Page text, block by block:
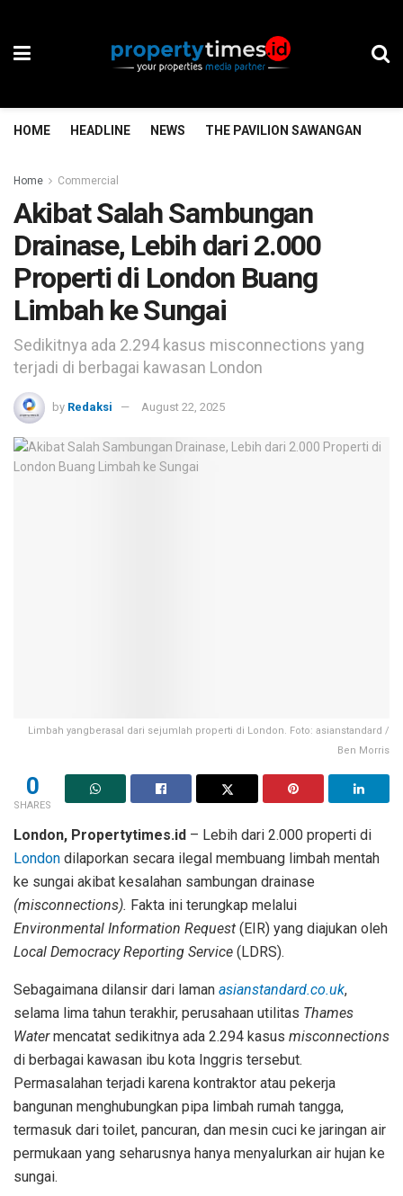
HOME HEADLINE NEWS THE PAVILION SAWANGAN
Home Commercial
Akibat Salah Sambungan
Drainase, Lebih dari 2.000
Properti di London Buang
Limbah ke Sungai
Sedikitnya ada 2.294 kasus misconnections yang
terjadi di berbagai kawasan London
by Redaksi August 22, 2025
Limbah yangberasal dari sejumlah properti di London. Foto: asianstandard /
Ben Morris
0
SHARES
London, Propertytimes.id – Lebih dari 2.000 properti di
London dilaporkan secara ilegal membuang limbah mentah
ke sungai akibat kesalahan sambungan drainase
(misconnections). Fakta ini terungkap melalui
Environmental Information Request (EIR) yang diajukan oleh
Local Democracy Reporting Service (LDRS).
Sebagaimana dilansir dari laman asianstandard.co.uk,
selama lima tahun terakhir, perusahaan utilitas Thames
Watermencatat sedikitnya ada 2.294 kasus misconnections
di berbagai kawasan ibu kota Inggris tersebut.
Permasalahan terjadi karena kontraktor atau pekerja
bangunan menghubungkan pipa limbah rumah tangga,
termasuk dari toilet, pancuran, dan mesin cuci ke jaringan air
permukaan yang seharusnya hanya menyalurkan air hujan ke
sungai.